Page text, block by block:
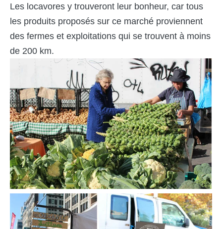
Les locavores y trouveront leur bonheur, car tous
les produits proposés sur ce marché proviennent
des fermes et exploitations qui se trouvent à moins
de 200 km.